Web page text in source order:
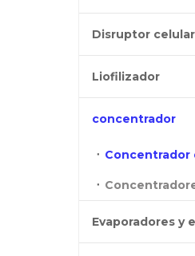
Disruptor celular
Liofilizador
concentrador
Concentrador
Evaporadores y